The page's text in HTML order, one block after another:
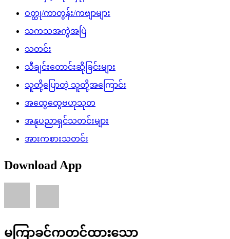
ဝတ္ထု/ကာတွန်း/ကဗျာများ
သကသအကွဲအပြဲ
သတင်း
သီချင်းတောင်းဆိုခြင်းများ
သူတို့ပြောတဲ့ သူတို့အကြောင်း
အထွေထွေဗဟုသုတ
အနုပညာရှင်သတင်းများ
အားကစားသတင်း
Download App
မကြာခင်ကတင်ထားသော